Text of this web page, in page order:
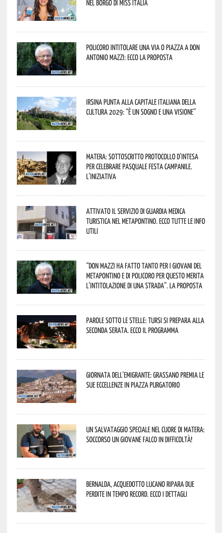
nel borgo di Miss Italia
Policoro intitolare una via o piazza a don
Antonio Mazzi: ecco la proposta
Irsina punta alla Capitale italiana della
Cultura 2029: “È un sogno e una visione”
Matera: sottoscritto protocollo d’intesa
per celebrare Pasquale Festa Campanile.
L’iniziativa
Attivato il servizio di Guardia Medica
Turistica nel Metapontino. Ecco tutte le info
utili
“Don Mazzi ha fatto tanto per i giovani del
Metapontino e di Policoro per questo merita
l’intitolazione di una strada”. La proposta
Parole sotto le stelle: Tursi si prepara alla
seconda serata. Ecco il programma
Giornata dell’Emigrante: Grassano premia le
sue eccellenze in Piazza Purgatorio
Un salvataggio speciale nel cuore di Matera:
soccorso un giovane falco in difficoltà!
Bernalda, Acquedotto Lucano ripara due
perdite in tempo record. Ecco i dettagli